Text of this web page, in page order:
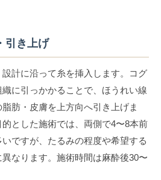
引き上げ
計に沿って糸を挿入します。コグ
織に引っかかることで、ほうれい線
肪・皮膚を上方向へ引き上げま
とした施術では、両側で4〜8本前
ですが、たるみの程度や希望する
なります。施術時間は麻酔後30〜